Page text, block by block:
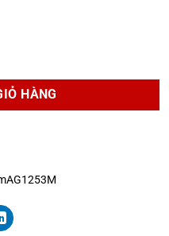
số lượng
HÀNG